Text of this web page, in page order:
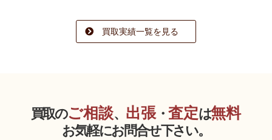
買取実績一覧を見る
買取のご相談、 出張・ 査定は無料
お気軽にお問合せ下さい。